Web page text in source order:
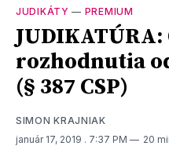
JUDIKÁTY — PREMIUM
rozhodnutia
(§ 387 CSP)
SIMON KRAJNIAK
január 17, 2019 . 7:37 PM 20